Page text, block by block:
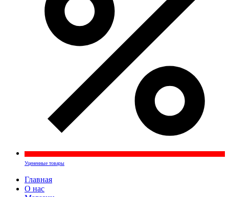
Уцененные товары
Главная
О нас